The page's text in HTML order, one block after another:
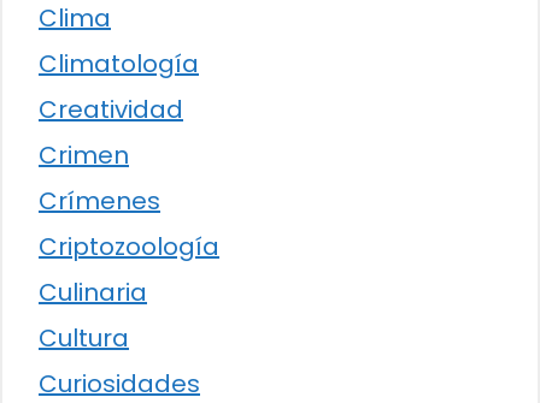
Clima
Climatología
Creatividad
Crimen
Crímenes
Criptozoología
Culinaria
Cultura
Curiosidades